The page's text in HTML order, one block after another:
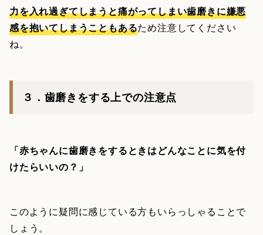
力を入れ過ぎてしまうと痛がってしまい歯磨きに嫌悪
感を抱いてしまうこともあるため注意してください
ね。
３．歯磨きをする上での注意点
「赤ちゃんに歯磨きをするときはどんなことに気を付
けたらいいの？」
このように疑問に感じている方もいらっしゃることで
しょう。